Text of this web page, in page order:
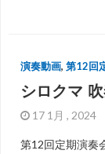
演奏動画, 第12回
シロクマ
17 1月 , 2024
第12回定期演奏